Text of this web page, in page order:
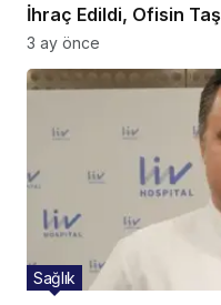
İhraç Edildi, Ofisin
3 ay önce
Sağlık